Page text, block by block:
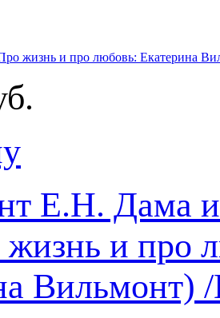
жизнь и про любовь: Екатерина